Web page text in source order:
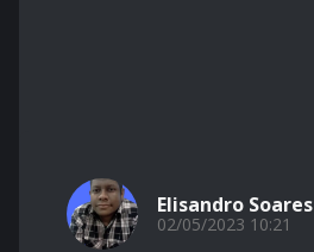
Elisandro Soares
02/05/2023 10:21